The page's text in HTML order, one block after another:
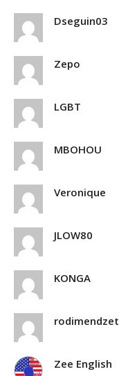
Dseguin03
Zepo
LGBT
MBOHOU
Veronique
JLOW80
KONGA
rodimendzet
Zee English